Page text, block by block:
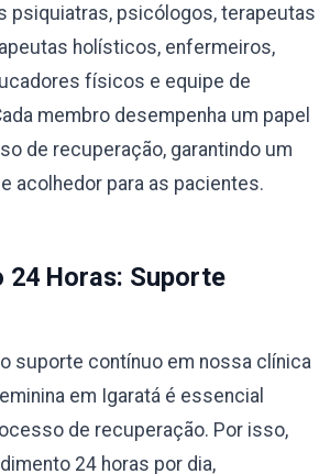
psiquiatras, psicólogos, terapeutas
holísticos, enfermeiros,
físicos e equipe de
membro desempenha um papel
de recuperação, garantindo um
acolhedor para as pacientes.
Horas: Suporte
suporte contínuo em nossa clínica
em Igaratá é essencial
de recuperação. Por isso,
24 horas por dia,